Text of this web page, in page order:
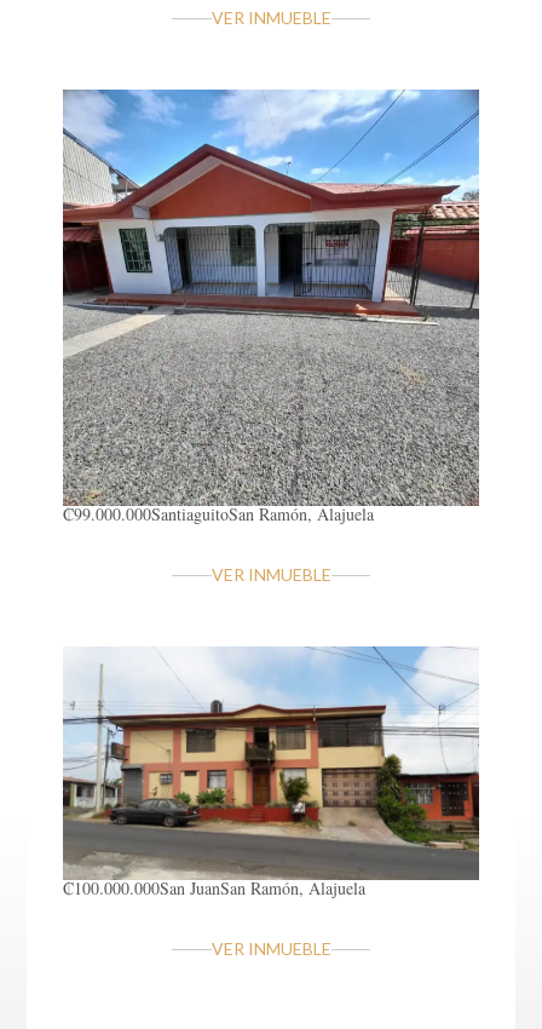
VER INMUEBLE
₡99.000.000SantiaguitoSan Ramón, Alajuela
VER INMUEBLE
₡100.000.000San JuanSan Ramón, Alajuela
VER INMUEBLE